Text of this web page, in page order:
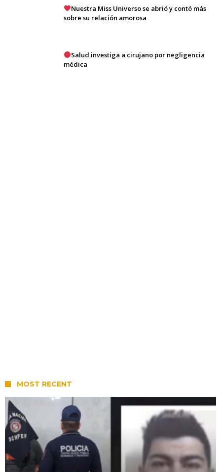
Nuestra Miss Universo se abrió y contó más
sobre su relación amorosa
Salud investiga a cirujano por negligencia
médica
MOST RECENT